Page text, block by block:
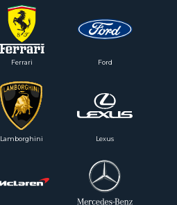
Ford
Lexus
Lamborghini
Ferrari